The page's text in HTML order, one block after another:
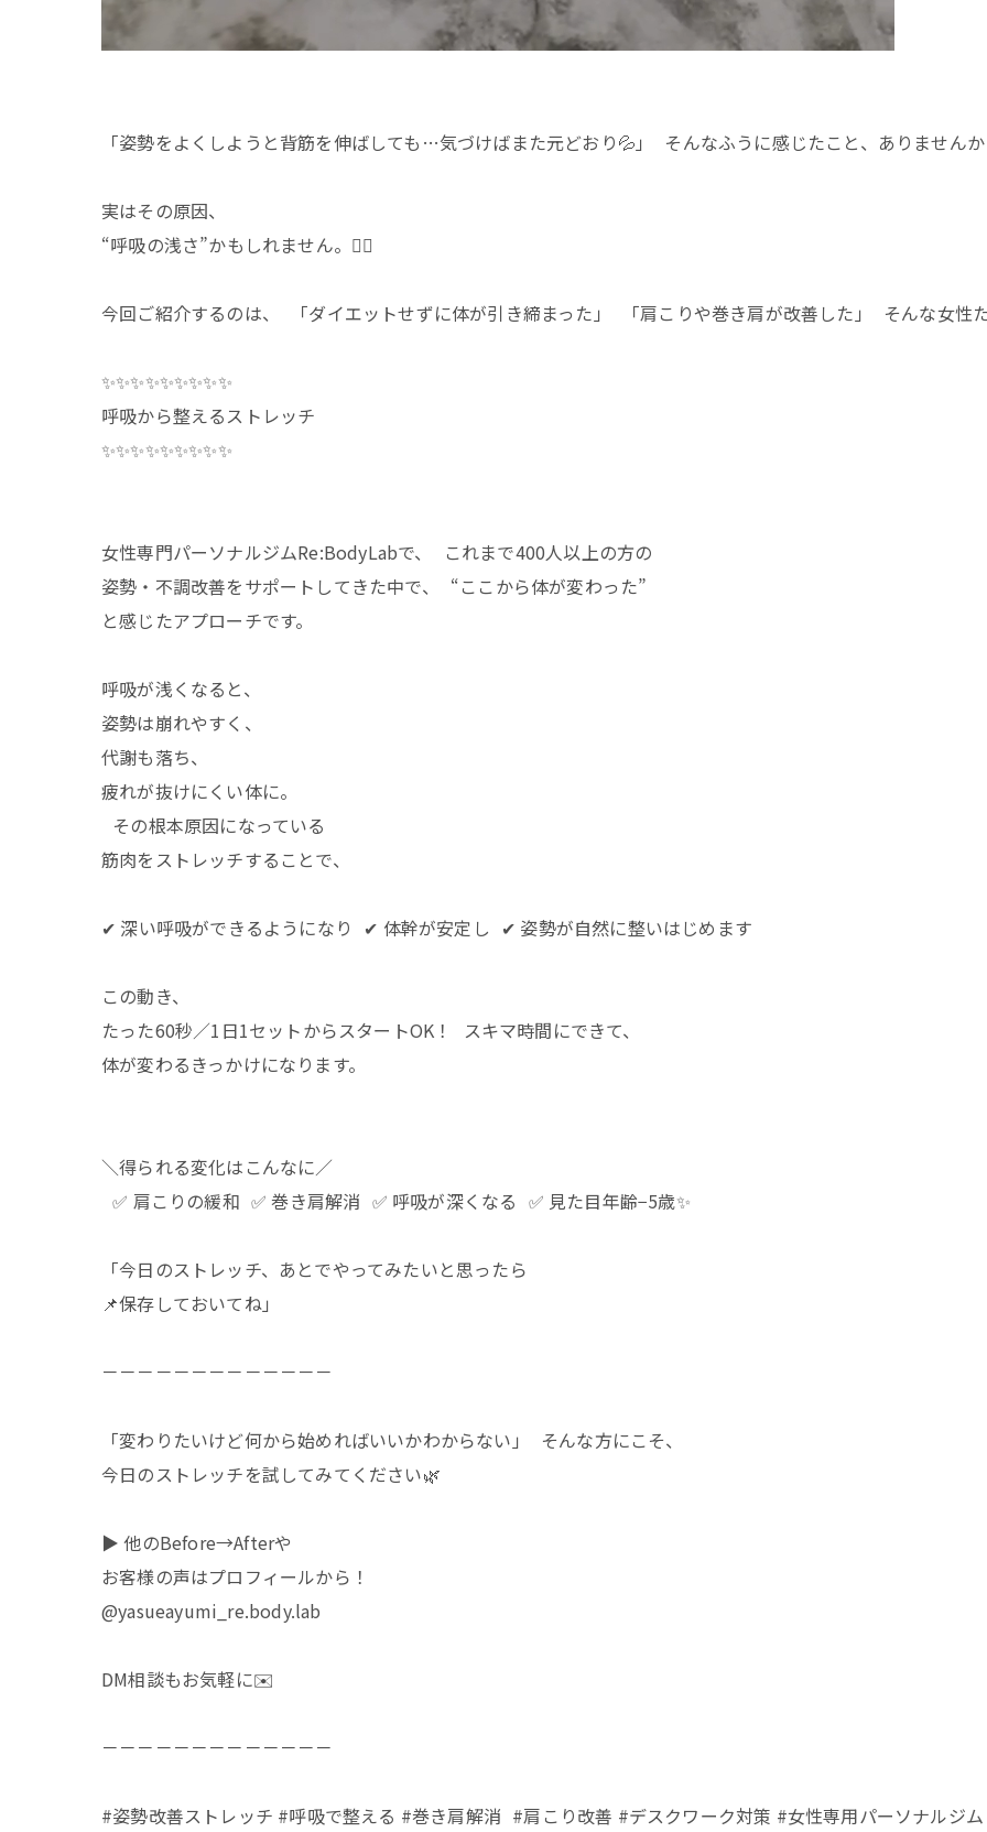
「姿勢をよくしようと背筋を伸ばしても…気づけばまた元どおり💦」 そんなふうに感じたこと、ありませんか
実はその原因、
“呼吸の浅さ”かもしれません。😮‍💨
今回ご紹介するのは、 「ダイエットせずに体が引き締まった」 「肩こりや巻き肩が改善した」 そんな女性た
✨✨✨✨✨✨✨✨✨
呼吸から整えるストレッチ
✨✨✨✨✨✨✨✨✨
女性専門パーソナルジムRe:BodyLabで、 これまで400人以上の方の
姿勢・不調改善をサポートしてきた中で、 “ここから体が変わった”
と感じたアプローチです。
呼吸が浅くなると、
姿勢は崩れやすく、
代謝も落ち、
疲れが抜けにくい体に。
その根本原因になっている
筋肉をストレッチすることで、
✔ 深い呼吸ができるようになり ✔ 体幹が安定し ✔ 姿勢が自然に整いはじめます
この動き、
たった60秒／1日1セットからスタートOK！ スキマ時間にできて、
体が変わるきっかけになります。
＼得られる変化はこんなに／
✅ 肩こりの緩和 ✅ 巻き肩解消 ✅ 呼吸が深くなる ✅ 見た目年齢−5歳✨
「今日のストレッチ、あとでやってみたいと思ったら
📌保存しておいてね」
－－－－－－－－－－－－－
「変わりたいけど何から始めればいいかわからない」 そんな方にこそ、
今日のストレッチを試してみてください🌿
▶ 他のBefore→Afterや
お客様の声はプロフィールから！
@yasueayumi_re.body.lab
DM相談もお気軽に✉️
－－－－－－－－－－－－－
#姿勢改善ストレッチ #呼吸で整える #巻き肩解消 #肩こり改善 #デスクワーク対策 #女性専用パーソナルジ